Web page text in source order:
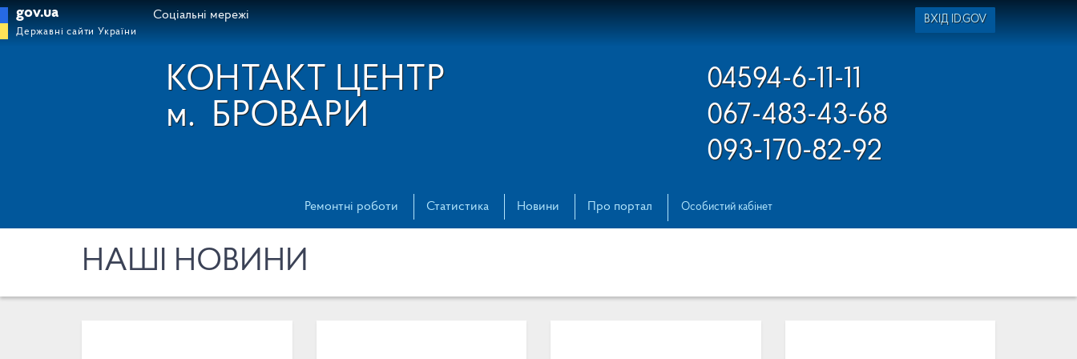
gov.ua
Державні сайти України
Соціальні мережі ВХІД ID.GOV
КОНТАКТ ЦЕНТР
м. БРОВАРИ
04594-6-11-11
067-483-43-68
093-170-82-92
Ремонтні роботи Статистика Новини Про портал Особистий кабінет
НАШІ НОВИНИ